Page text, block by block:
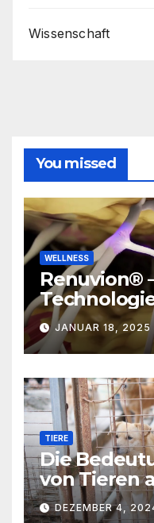
Wissenschaft
You missed
WELLNESS
Renuvion®
JANUAR 18, 2025
TIERE
Die
von Tieren
Tierschutz
DEZEMBER 4,